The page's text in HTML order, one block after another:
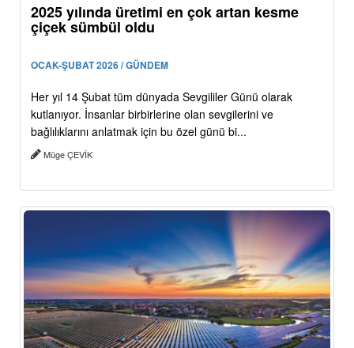
2025 yılında üretimi en çok artan kesme
çiçek sümbül oldu
OCAK-ŞUBAT 2026 / GÜNDEM
Her yıl 14 Şubat tüm dünyada Sevgililer Günü olarak
kutlanıyor. İnsanlar birbirlerine olan sevgilerini ve
bağlılıklarını anlatmak için bu özel günü bi...
Müge ÇEVİK